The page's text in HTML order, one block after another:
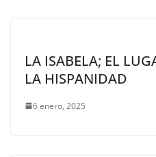
LA ISABELA; EL
LA HISPANIDAD
6 enero, 2025